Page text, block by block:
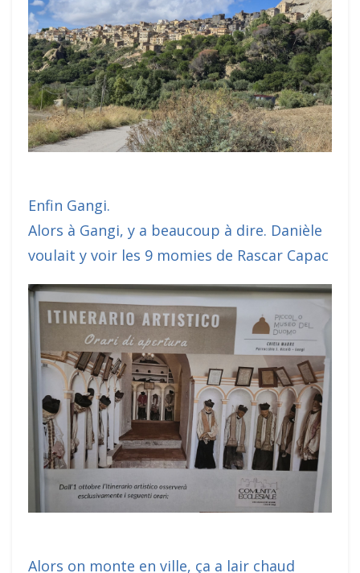
Enfin Gangi.
Alors à Gangi, y a beaucoup à dire. Danièle
voulait y voir les 9 momies de Rascar Capac
Alors on monte en ville, ça a lair chaud